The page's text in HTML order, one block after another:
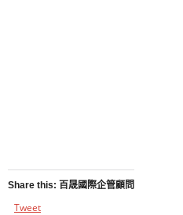
Share this: 百晟國際企管顧問
Tweet